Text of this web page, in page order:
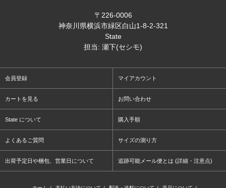
〒226-0006
神奈川県横浜市緑区白山1-8-2-321
State
担当: 瀬下(セシモ)
会員登録 マイアカウント
カートを見る お問い合わせ
State について 購入手順
よくあるご質問 サイズの測り方
出荷予定日や梱包、営業日について 追跡可能メール便とは (詳細・注意点)